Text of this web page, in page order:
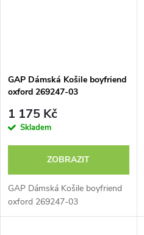
GAP Dámská Košile boyfriend
oxford 269247-03
1 175 Kč
Skladem
ZOBRAZIT
GAP Dámská Košile boyfriend
oxford 269247-03